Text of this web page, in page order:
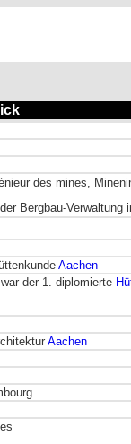
des mines,
Bergbau-Verwaltung
Aachen
war der 1. diplomierte
Aachen